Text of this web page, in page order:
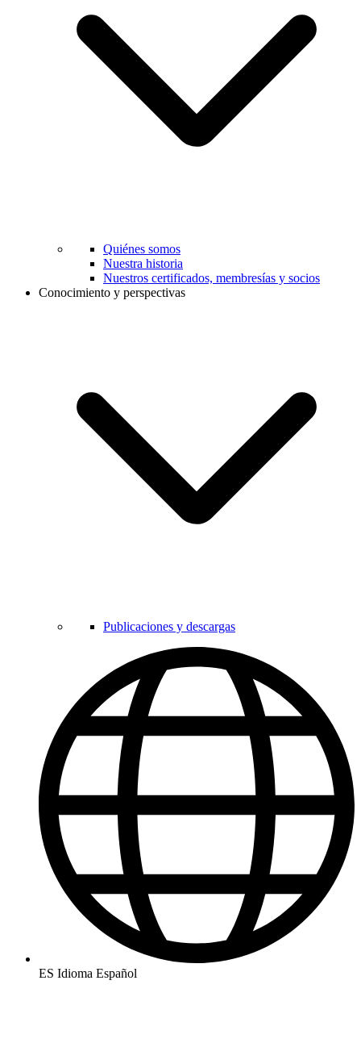
Quiénes somos
Nuestra historia
Nuestros certificados, membresías y socios
Conocimiento y perspectivas
Publicaciones y descargas
ES Idioma Español